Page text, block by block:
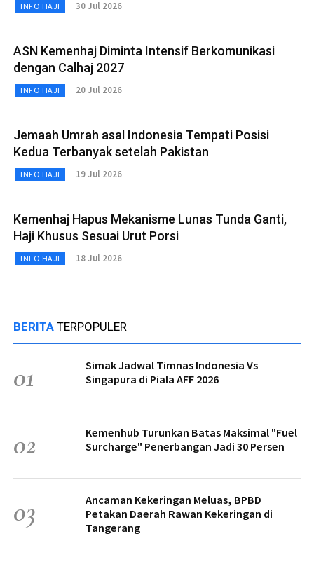
INFO HAJI 30 Jul 2026
ASN Kemenhaj Diminta Intensif Berkomunikasi
dengan Calhaj 2027
INFO HAJI 20 Jul 2026
Jemaah Umrah asal Indonesia Tempati Posisi
Kedua Terbanyak setelah Pakistan
INFO HAJI 19 Jul 2026
Kemenhaj Hapus Mekanisme Lunas Tunda Ganti,
Haji Khusus Sesuai Urut Porsi
INFO HAJI 18 Jul 2026
BERITA TERPOPULER
01
Simak Jadwal Timnas Indonesia Vs
Singapura di Piala AFF 2026
02
Kemenhub Turunkan Batas Maksimal "Fuel
Surcharge" Penerbangan Jadi 30 Persen
03
Ancaman Kekeringan Meluas, BPBD
Petakan Daerah Rawan Kekeringan di
Tangerang